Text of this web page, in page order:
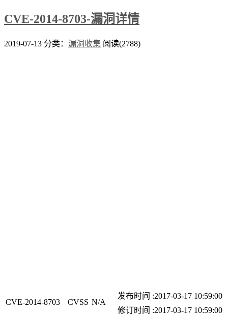
CVE-2014-8703-漏洞详情
2019-07-13 分类： 漏洞收集 阅读(2788)
CVE-2014-8703 CVSS N/A
发布时间 :2017-03-17 10:59:00
修订时间 :2017-03-17 10:59:00